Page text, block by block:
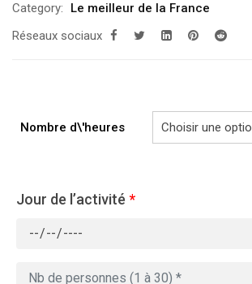
prix :
289.00€
Category:
Le meilleur de la France
Réseaux sociaux
Nombre d\'heures
Jour de l’activité *